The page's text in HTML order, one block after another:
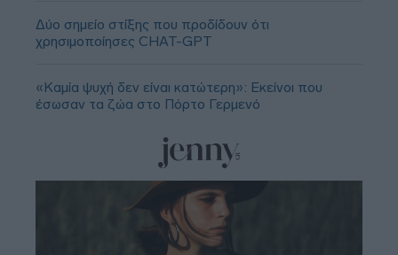
Δύο σημείο στίξης που προδίδουν ότι
χρησιμοποίησες CHAT-GPT
«Καμία ψυχή δεν είναι κατώτερη»: Εκείνοι που
έσωσαν τα ζώα στο Πόρτο Γερμενό